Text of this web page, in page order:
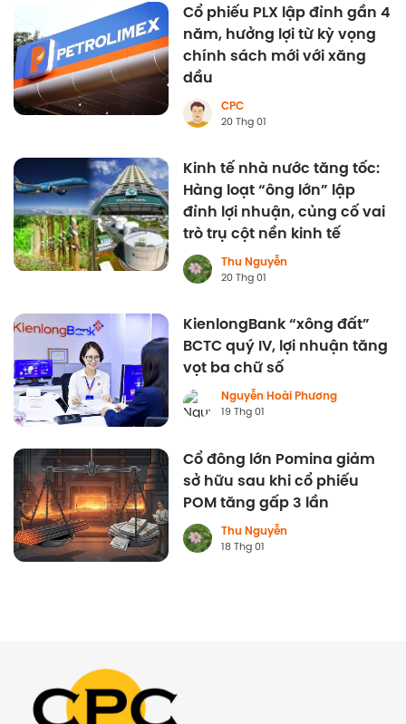
Cổ phiếu PLX lập đỉnh gần 4
năm, hưởng lợi từ kỳ vọng
chính sách mới với xăng
dầu
CPC
20 Thg 01
Kinh tế nhà nước tăng tốc:
Hàng loạt “ông lớn” lập
đỉnh lợi nhuận, củng cố vai
trò trụ cột nền kinh tế
Thu Nguyễn
20 Thg 01
KienlongBank “xông đất”
BCTC quý IV, lợi nhuận tăng
vọt ba chữ số
Nguyễn Hoài Phương
19 Thg 01
Cổ đông lớn Pomina giảm
sở hữu sau khi cổ phiếu
POM tăng gấp 3 lần
Thu Nguyễn
18 Thg 01